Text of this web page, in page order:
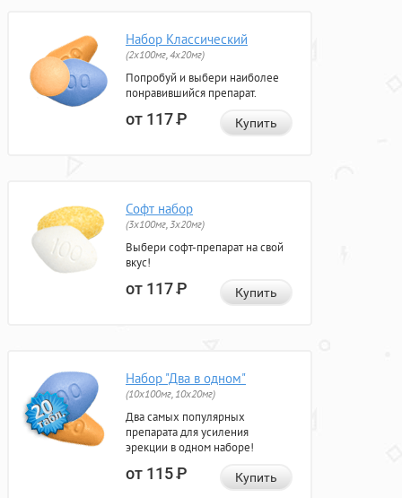
Набор Классический
(2x100мг, 4x20мг)
Попробуй и выбери наиболее
понравившийся препарат.
от 117Р Купить
Софт набор
(3x100мг, 3x20мг)
Выбери софт-препарат на свой
вкус!
от 117Р Купить
Набор "Два в одном"
(10x100мг, 10x20мг)
Два самых популярных
препарата для усиления
эрекции в одном наборе!
от 115Р Купить